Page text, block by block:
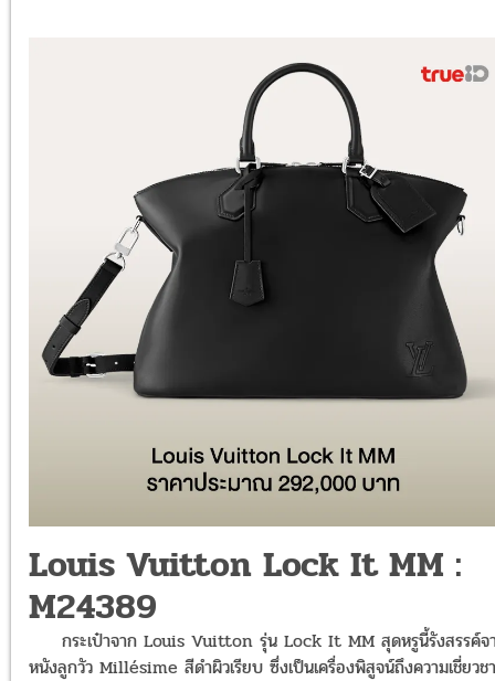
Louis Vuitton Lock It MM :
M24389
กระเป๋าจาก Louis Vuitton รุ่น Lock It MM สุดหรูนี้รังสรรค์จ
หนังลูกวัว Millésime สีดำผิวเรียบ ซึ่งเป็นเครื่องพิสูจน์ถึงความเชี่ยว